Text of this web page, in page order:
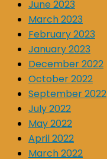
June 2023
March 2023
February 2023
January 2023
December 2022
October 2022
September 2022
July 2022
May 2022
April 2022
March 2022